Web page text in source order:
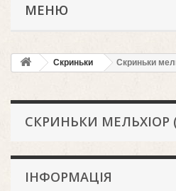
МЕНЮ
Скриньки Скриньки
СКРИНЬКИ МЕЛЬХІОР
ІНФОРМАЦІЯ